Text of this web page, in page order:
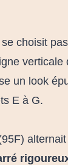
choisit
verticale
un look
E à G.